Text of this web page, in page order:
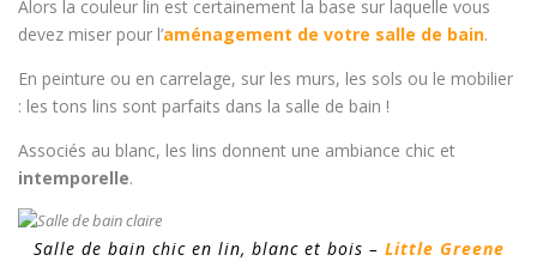
Alors la couleur lin est certainement la base sur laquelle vous
devez miser pour l’aménagement de votre salle de bain.
En peinture ou en carrelage, sur les murs, les sols ou le mobilier
: les tons lins sont parfaits dans la salle de bain !
Associés au blanc, les lins donnent une ambiance chic et
intemporelle.
Salle de bain chic en lin, blanc et bois – Little Greene